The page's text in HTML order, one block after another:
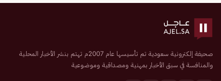
صحيفة إلكترونية سعودية تم تأسيسها عام 2007م تهتم بنشر الأخبار المحلية
والمنافسة في سبق الأخبار بمهنية ومصداقية وموضوعية